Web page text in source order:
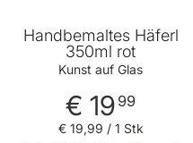
Handbemaltes Häferl
350ml rot
Kunst auf Glas
€ 19 99
€ 19,99 / 1 Stk